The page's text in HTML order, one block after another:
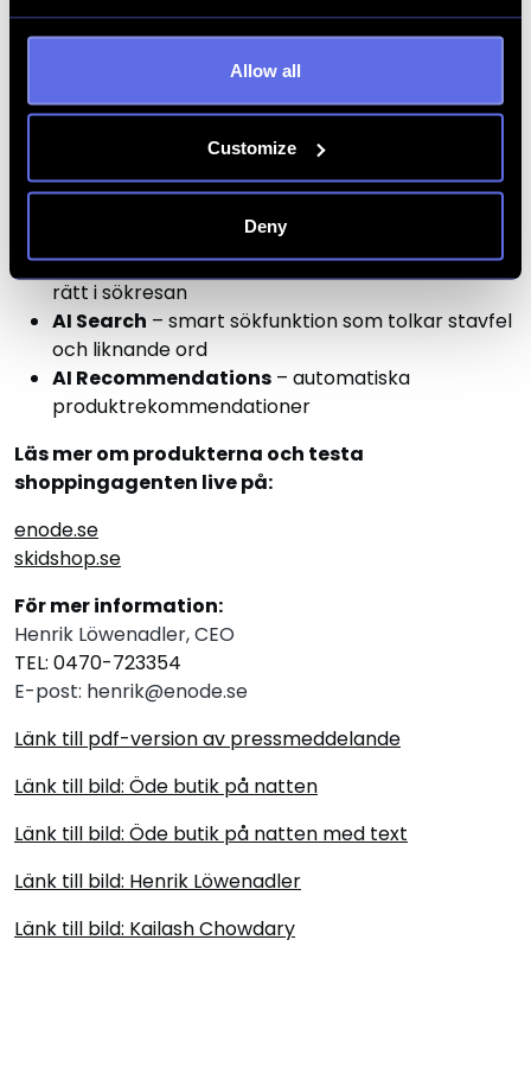
Allow all
Customize
Deny
har drygt 300 kunder och bedriver produktutveckling
hittills mynnat ut i ytterligare fyra AI-verktyg för e-
handlare:
– svarar på generella frågor
AI Search Agent- hjälper besökaren att hitta
rätt i sökresan
AI Search – smart sökfunktion som tolkar stavfel
och liknande ord
AI Recommendations – automatiska
produktrekommendationer
Läs mer om produkterna och testa
shoppingagenten live på:
enode.se
skidshop.se
För mer information:
Henrik Löwenadler, CEO
TEL: 0470-723354
E-post: henrik@enode.se
Länk till pdf-version av pressmeddelande
Länk till bild: Öde butik på natten
Länk till bild: Öde butik på natten med text
Länk till bild: Henrik Löwenadler
Länk till bild: Kailash Chowdary